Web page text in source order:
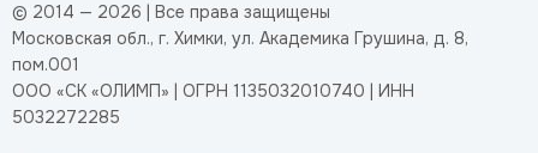
© 2014 — 2026 | Все права защищены
Московская обл., г. Химки, ул. Академика Грушина, д. 8,
пом.001
ООО «СК «ОЛИМП» | ОГРН 1135032010740 | ИНН
5032272285